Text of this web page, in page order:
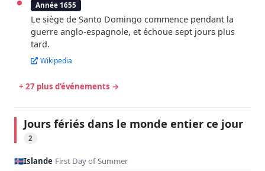
Année 1655
Le siège de Santo Domingo commence pendant la
guerre anglo-espagnole, et échoue sept jours plus
tard.
Wikipedia
+ 27 plus d'événements →
Jours fériés dans le monde entier ce jour
2
🇮🇸Islande·First Day of Summer